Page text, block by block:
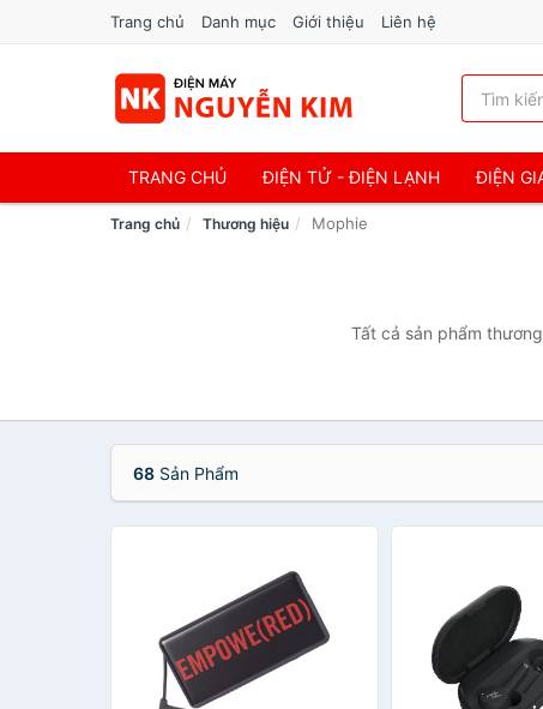
Trang chủ Danh mục Giới thiệu Liên hệ
TRANG CHỦ ĐIỆN TỬ - ĐIỆN LẠNH ĐIỆN
Trang chủ Thương hiệu Mophie
Tất cả sản phẩm
68 Sản Phẩm